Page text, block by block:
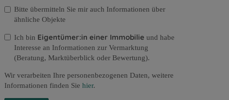
Bitte übermitteln Sie mir auch Informationen über
ähnliche Objekte
Ich bin Eigentümer:in einer Immobilie und habe
Interesse an Informationen zur Vermarktung
(Beratung, Marktüberblick oder Bewertung).
Wir verarbeiten Ihre personenbezogenen Daten, weitere
Informationen finden Sie hier.